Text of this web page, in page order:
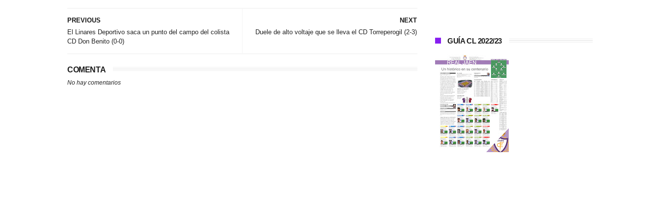
NEXT
Duele de alto voltaje que se lleva el CD Torreperogil (2-3)
PREVIOUS
El Linares Deportivo saca un punto del campo del colista
CD Don Benito (0-0)
COMENTA
No hay comentarios
GUÍA CL 2022/23